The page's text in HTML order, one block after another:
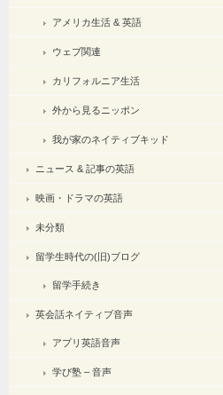
アメリカ生活 & 英語
ウェブ関連
カリフォルニア生活
外から見るニッポン
我が家のネイティブキッド
ニュース & 記事の英語
映画・ドラマの英語
未分類
留学生時代の(旧)ブログ
留学手続き
英会話ネイティブ音声
アプリ英語音声
学び塾 – 音声